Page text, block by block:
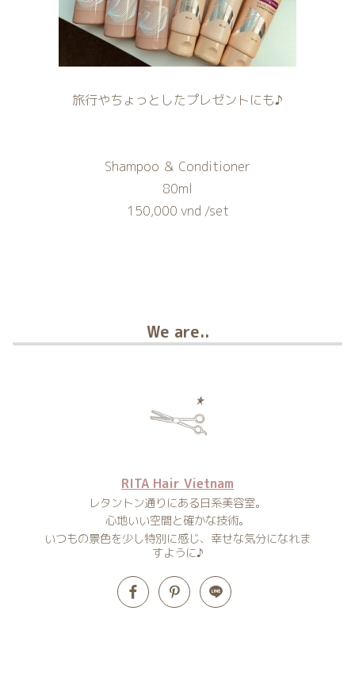
旅行やちょっとしたプレゼントにも♪
Shampoo ＆ Conditioner
80ml
150,000 vnd /set
We are..
RITA Hair Vietnam
レタントン通りにある日系美容室。
心地いい空間と確かな技術。
いつもの景色を少し特別に感じ、幸せな気分になれま
すように♪